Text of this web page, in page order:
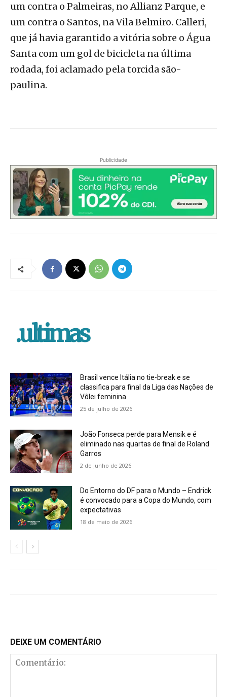
um contra o Palmeiras, no Allianz Parque, e
um contra o Santos, na Vila Belmiro. Calleri,
que já havia garantido a vitória sobre o Água
Santa com um gol de bicicleta na última
rodada, foi aclamado pela torcida são-
paulina.
Publicidade
.ultimas
Brasil vence Itália no tie-break e se
classifica para final da Liga das Nações de
Vôlei feminina
25 de julho de 2026
João Fonseca perde para Mensik e é
eliminado nas quartas de final de Roland
Garros
2 de junho de 2026
Do Entorno do DF para o Mundo – Endrick
é convocado para a Copa do Mundo, com
expectativas
18 de maio de 2026
DEIXE UM COMENTÁRIO